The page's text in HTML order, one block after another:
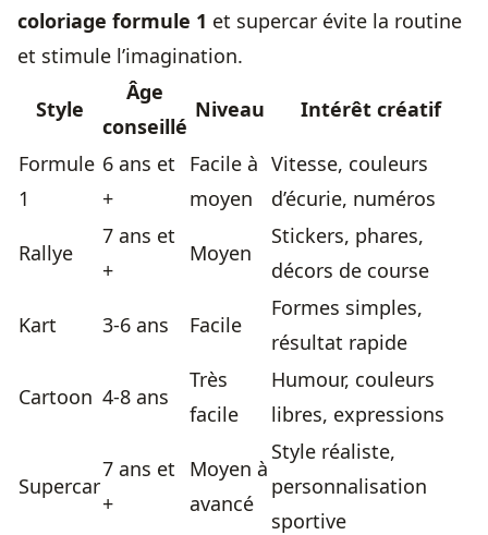
coloriage formule 1 et supercar évite la routine
et stimule l’imagination.
Style
Âge
conseillé
Niveau Intérêt créatif
Formule
1
6 ans et
+
Facile à
moyen
Vitesse, couleurs
d’écurie, numéros
Rallye
7 ans et
+
Moyen
Stickers, phares,
décors de course
Kart 3-6 ans Facile
Formes simples,
résultat rapide
Cartoon 4-8 ans
Très
facile
Humour, couleurs
libres, expressions
Supercar
7 ans et
+
Moyen à
avancé
Style réaliste,
personnalisation
sportive